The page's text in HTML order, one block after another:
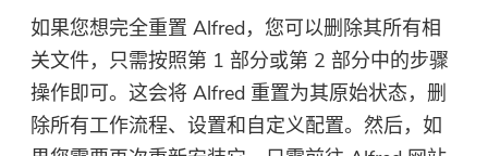
如果您想完全重置 Alfred，您可以删除其所有相
关文件，只需按照第 1 部分或第 2 部分中的步骤
操作即可。这会将 Alfred 重置为其原始状态，删
除所有工作流程、设置和自定义配置。然后，如